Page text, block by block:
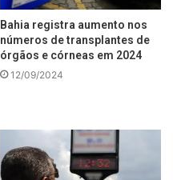
Bahia registra aumento nos
números de transplantes de
órgãos e córneas em 2024
12/09/2024